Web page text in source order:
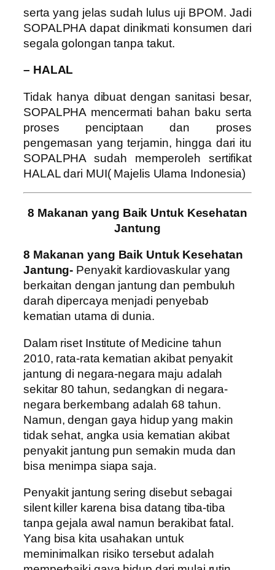
serta yang jelas sudah lulus uji BPOM. Jadi
SOPALPHA dapat dinikmati konsumen dari
segala golongan tanpa takut.
– HALAL
Tidak hanya dibuat dengan sanitasi besar,
SOPALPHA mencermati bahan baku serta
proses penciptaan dan proses
pengemasan yang terjamin, hingga dari itu
SOPALPHA sudah memperoleh sertifikat
HALAL dari MUI( Majelis Ulama Indonesia)
8 Makanan yang Baik Untuk Kesehatan
Jantung
8 Makanan yang Baik Untuk Kesehatan
Jantung- Penyakit kardiovaskular yang
berkaitan dengan jantung dan pembuluh
darah dipercaya menjadi penyebab
kematian utama di dunia.
Dalam riset Institute of Medicine tahun
2010, rata-rata kematian akibat penyakit
jantung di negara-negara maju adalah
sekitar 80 tahun, sedangkan di negara-
negara berkembang adalah 68 tahun.
Namun, dengan gaya hidup yang makin
tidak sehat, angka usia kematian akibat
penyakit jantung pun semakin muda dan
bisa menimpa siapa saja.
Penyakit jantung sering disebut sebagai
silent killer karena bisa datang tiba-tiba
tanpa gejala awal namun berakibat fatal.
Yang bisa kita usahakan untuk
meminimalkan risiko tersebut adalah